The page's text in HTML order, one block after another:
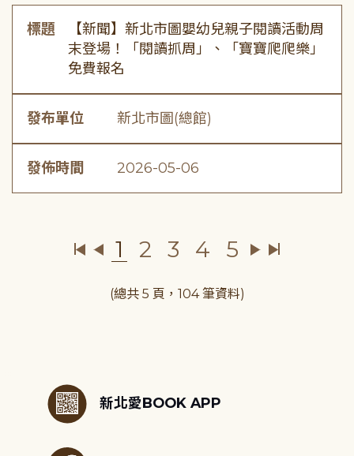
標題
【新聞】新北市圖嬰幼兒親子閱讀活動周
末登場！「閱讀抓周」、「寶寶爬爬樂」
免費報名
發布單位 新北市圖(總館)
發佈時間 2026-05-06
1 2 3 4 5
(總共 5 頁，104 筆資料)
新北愛BOOK APP